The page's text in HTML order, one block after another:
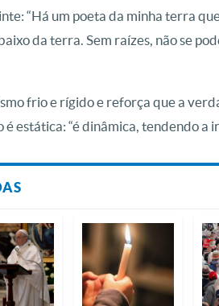
“Há um poeta da minha terra
da terra. Sem raízes, não se
frio e rígido e reforça que a
estática: “é dinâmica, tendendo a